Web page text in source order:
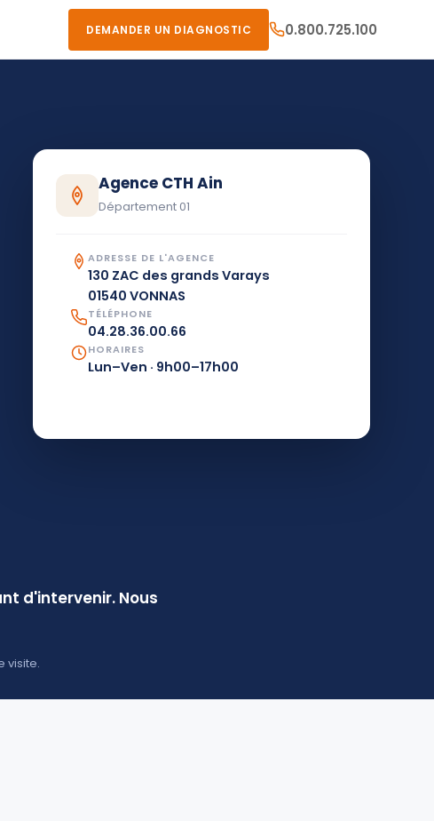
DEMANDER UN DIAGNOSTIC 0.800.725.100
Agence CTH Ain
Département 01
ADRESSE DE L'AGENCE
130 ZAC des grands Varays
01540 VONNAS
TÉLÉPHONE
04.28.36.00.66
HORAIRES
Lun–Ven · 9h00–17h00
d'intervenir. Nous
visite.